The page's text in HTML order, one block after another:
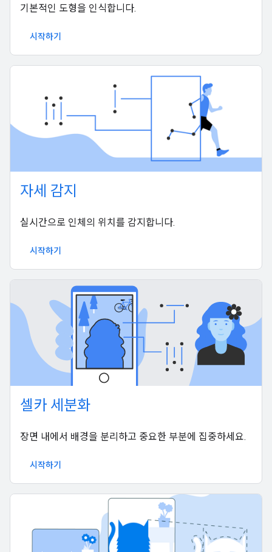
기본적인 도형을 인식합니다.
시작하기
자세 감지
실시간으로 인체의 위치를 감지합니다.
시작하기
셀카 세분화
장면 내에서 배경을 분리하고 중요한 부분에 집중하세요.
시작하기